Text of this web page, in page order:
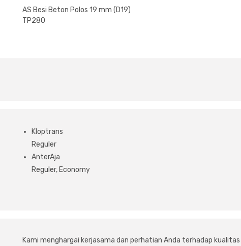
AS Besi Beton Polos 19 mm (D19)
TP280
Kloptrans
Reguler
AnterAja
Reguler, Economy
Kami menghargai kerjasama dan perhatian Anda terhadap